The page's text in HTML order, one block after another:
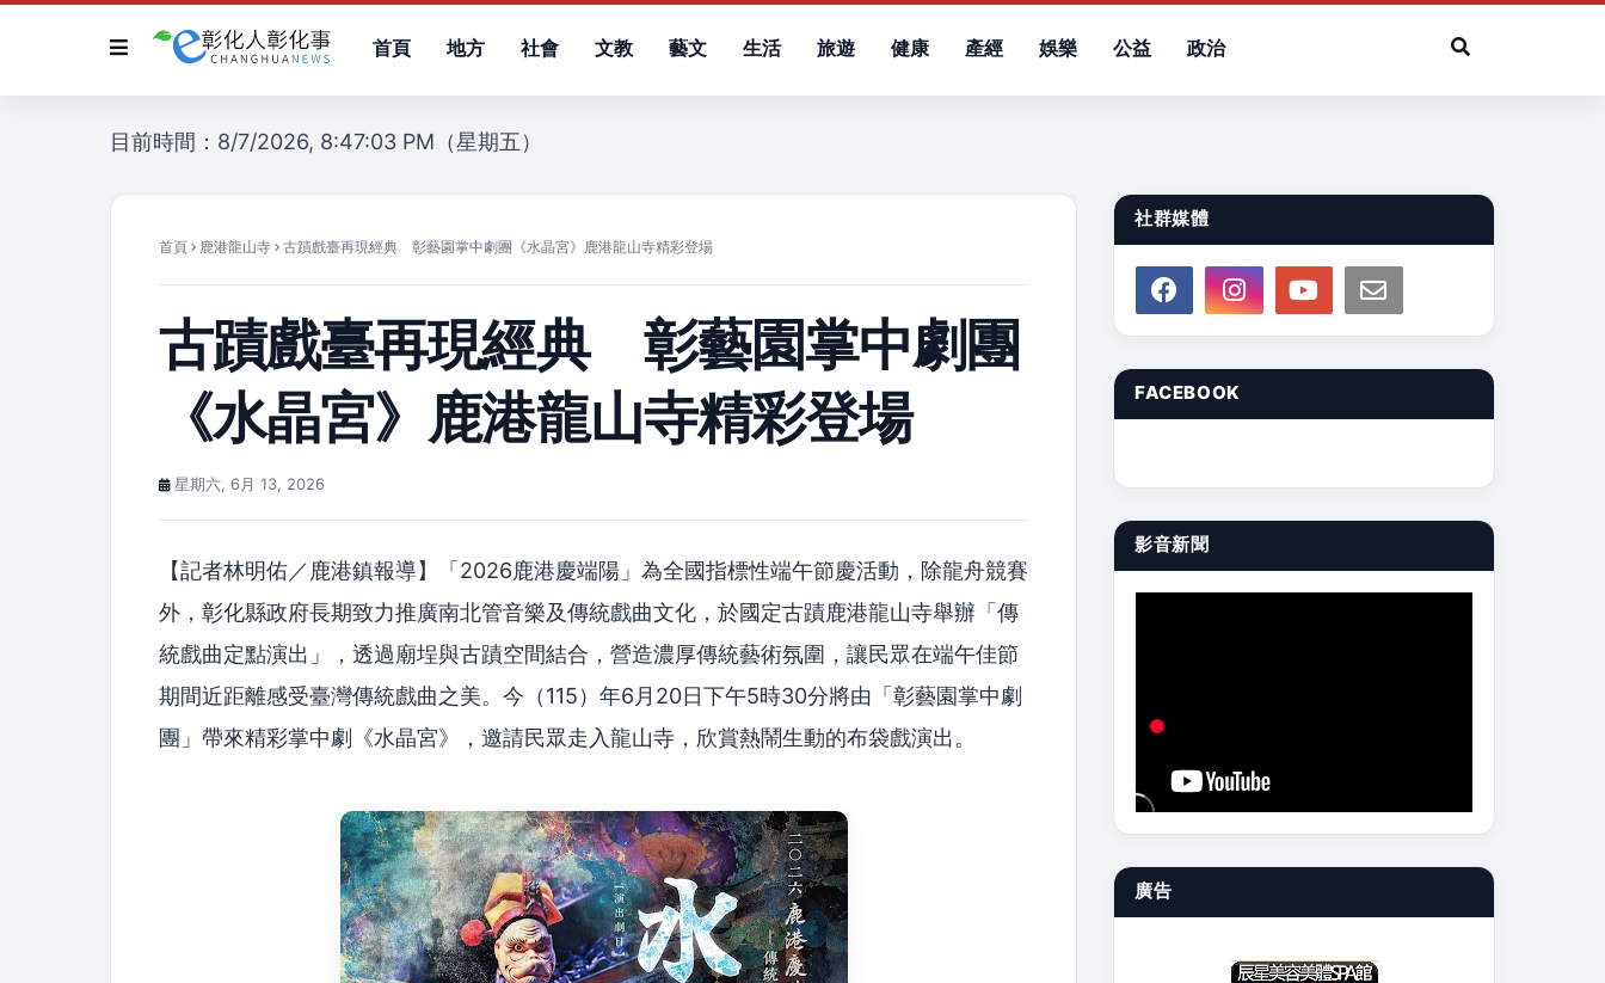
首頁 地方 社會 文教 藝文 生活 旅遊 健康 產經 娛樂 公益 政治
目前時間：8/7/2026, 8:47:03 PM（星期五）
首頁 鹿港龍山寺 古蹟戲臺再現經典 彰藝園掌中劇團《水晶宮》鹿港龍山寺精彩登場
古蹟戲臺再現經典 彰藝園掌中劇團
《水晶宮》鹿港龍山寺精彩登場
星期六, 6月 13, 2026
【記者林明佑／鹿港鎮報導】「2026鹿港慶端陽」為全國指標性端午節慶活動，除龍舟競賽
外，彰化縣政府長期致力推廣南北管音樂及傳統戲曲文化，於國定古蹟鹿港龍山寺舉辦「傳
統戲曲定點演出」，透過廟埕與古蹟空間結合，營造濃厚傳統藝術氛圍，讓民眾在端午佳節
期間近距離感受臺灣傳統戲曲之美。今（115）年6月20日下午5時30分將由「彰藝園掌中劇
團」帶來精彩掌中劇《水晶宮》，邀請民眾走入龍山寺，欣賞熱鬧生動的布袋戲演出。
社群媒體
FACEBOOK
影音新聞
廣告